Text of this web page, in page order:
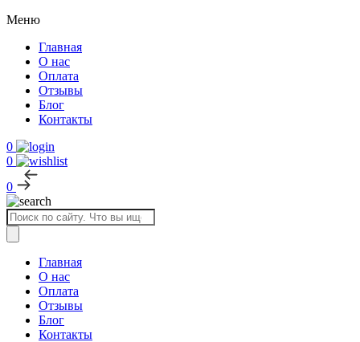
Меню
Главная
О нас
Оплата
Отзывы
Блог
Контакты
0
0
0
Поиск
товаров
Главная
О нас
Оплата
Отзывы
Блог
Контакты